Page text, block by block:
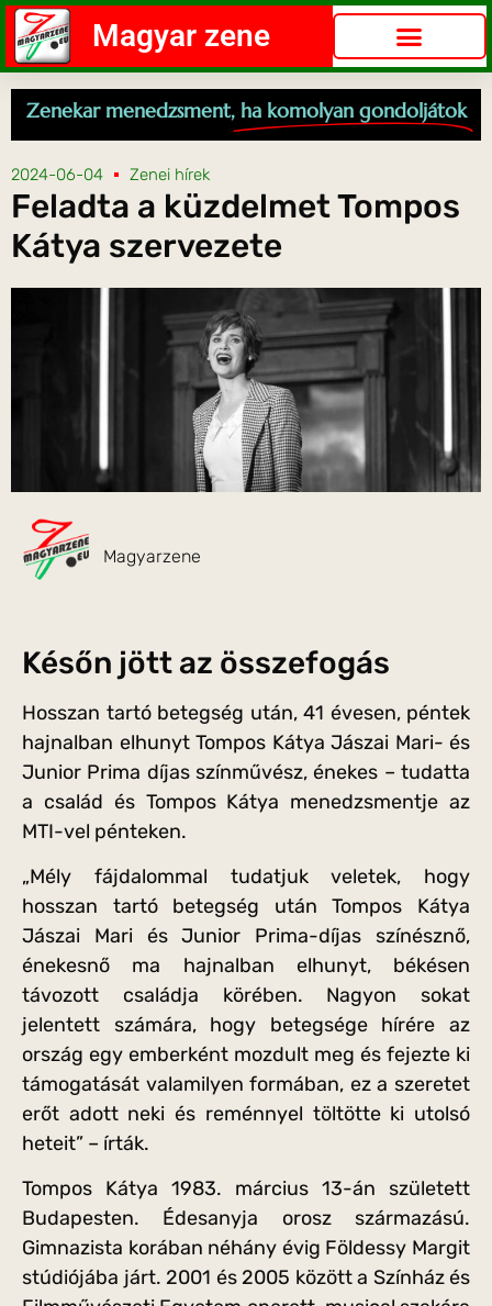
Magyar zene
Zenekar menedzsment, ha komolyan gondoljátok
2024-06-04 Zenei hírek
Feladta a küzdelmet Tompos
Kátya szervezete
Magyarzene
Későn jött az összefogás
Hosszan tartó betegség után, 41 évesen, péntek
hajnalban elhunyt Tompos Kátya Jászai Mari- és
Junior Prima díjas színművész, énekes – tudatta
a család és Tompos Kátya menedzsmentje az
MTI-vel pénteken.
„Mély fájdalommal tudatjuk veletek, hogy
hosszan tartó betegség után Tompos Kátya
Jászai Mari és Junior Prima-díjas színésznő,
énekesnő ma hajnalban elhunyt, békésen
távozott családja körében. Nagyon sokat
jelentett számára, hogy betegsége hírére az
ország egy emberként mozdult meg és fejezte ki
támogatását valamilyen formában, ez a szeretet
erőt adott neki és reménnyel töltötte ki utolsó
heteit” – írták.
Tompos Kátya 1983. március 13-án született
Budapesten. Édesanyja orosz származású.
Gimnazista korában néhány évig Földessy Margit
stúdiójába járt. 2001 és 2005 között a Színház és